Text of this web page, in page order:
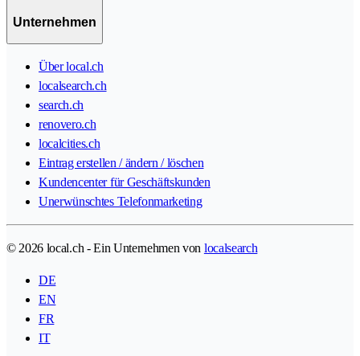
Unternehmen
Über local.ch
localsearch.ch
search.ch
renovero.ch
localcities.ch
Eintrag erstellen / ändern / löschen
Kundencenter für Geschäftskunden
Unerwünschtes Telefonmarketing
© 2026 local.ch - Ein Unternehmen von localsearch
DE
EN
FR
IT